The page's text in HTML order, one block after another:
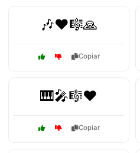
🎶❤️🎼🙏
Copiar
🎹🎤🎼❤️
Copiar